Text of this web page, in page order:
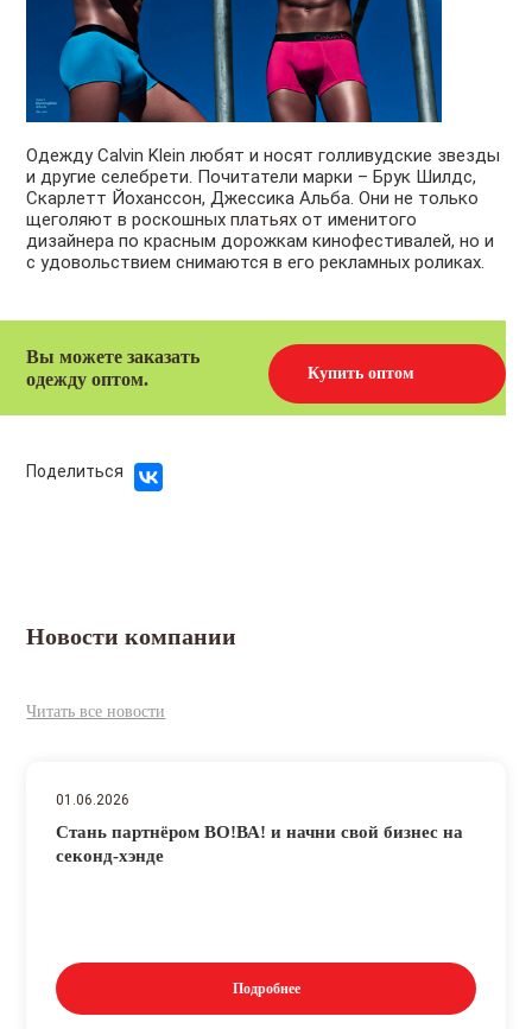
Одежду Calvin Klein любят и носят голливудские звезды
и другие селебрети. Почитатели марки – Брук Шилдс,
Скарлетт Йоханссон, Джессика Альба. Они не только
щеголяют в роскошныхплатьях от именитого
дизайнера по красным дорожкам кинофестивалей, но и
с удовольствием снимаются в его рекламных роликах.
Вы можете заказать
одежду оптом.
Купить оптом
Поделиться
Новости компании
Читать все новости
01.06.2026
Стань партнёром ВО!ВА! и начни свой бизнес на
секонд-хэнде
Подробнее